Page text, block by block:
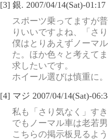
[3] 銀. 2007/04/14(Sat)-
スポーツ乗ってますが
りいいですよね、「さ
僕はとりあえずノーマ
た。ほか色々と考えて
求したいです。
ホイール選びは慎重に。
[4] マジ 2007/04/14(Sat)-
私も「さり気なく」す
でもノーマル車は老若
こちらの掲示板見るよ